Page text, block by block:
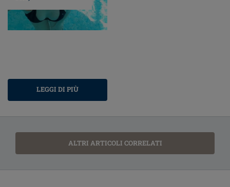
LEGGI DI PIÙ
ALTRI ARTICOLI CORRELATI